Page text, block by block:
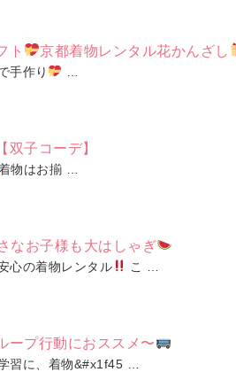
ト 京都着物レンタル花かんざし
手作り
双子コーデ】
物はお揃 …
なお子様も大はしゃぎ
心の着物レンタル こ …
ープ行動におススメ〜
習に、着物&#x1f45 …